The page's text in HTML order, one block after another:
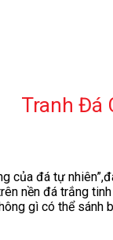
Tranh Đá
của đá tự
nền đá trắng
gì có thể sánh